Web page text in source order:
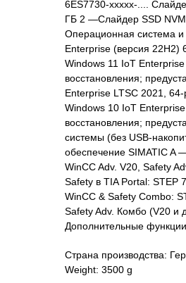
6ES7730-xxxxx-....
ГБ 2 —Слайдер SSD
Операционная система
Enterprise (версия 22H2)
Windows 11 IoT
восстановления;
Enterprise LTSC 2021,
Windows 10 IoT
восстановления;
системы (без USB-
обеспечение SIMATIC A
WinCC Adv. V20, Safety
Safety в TIA Portal: STEP
WinCC & Safety Combo:
Safety Adv. Комбо (V20 и
Дополнительные
Страна производства:
Weight: 3500 g